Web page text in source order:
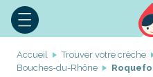
Accueil Trouver votre crèche
Bouches-du-Rhône